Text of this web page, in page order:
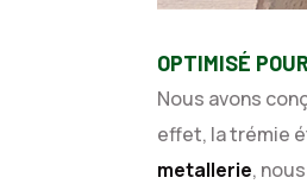
OPTIMISÉ
Nous avons
effet, la trémie
metallerie,